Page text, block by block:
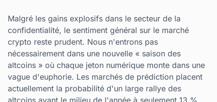
Malgré les gains explosifs dans le secteur de la
confidentialité, le sentiment général sur le marché
crypto reste prudent. Nous n'entrons pas
nécessairement dans une nouvelle « saison des
altcoins » où chaque jeton numérique monte dans une
vague d'euphorie. Les marchés de prédiction placent
actuellement la probabilité d'un large rallye des